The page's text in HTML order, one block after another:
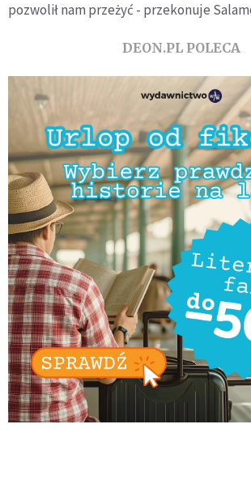
pozwolił nam przeżyć - przekonuje
DEON.PL POLECA